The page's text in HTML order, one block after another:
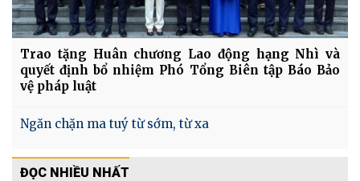
Trao tặng Huân chương Lao động hạng Nhì và
quyết định bổ nhiệm Phó Tổng Biên tập Báo Bảo
vệ pháp luật
Ngăn chặn ma tuý từ sớm, từ xa
ĐỌC NHIỀU NHẤT